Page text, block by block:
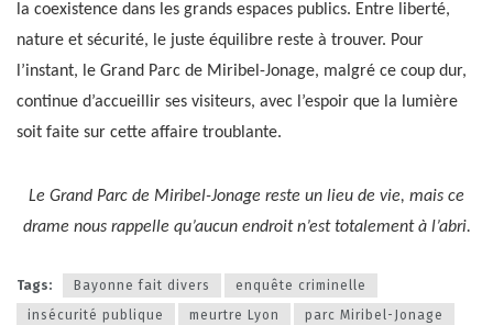
la coexistence dans les grands espaces publics. Entre liberté,
nature et sécurité, le juste équilibre reste à trouver. Pour
l’instant, le Grand Parc de Miribel-Jonage, malgré ce coup dur,
continue d’accueillir ses visiteurs, avec l’espoir que la lumière
soit faite sur cette affaire troublante.
Le Grand Parc de Miribel-Jonage reste un lieu de vie, mais ce
drame nous rappelle qu’aucun endroit n’est totalement à l’abri.
Tags: Bayonne fait divers
enquête criminelle
insécurité publique
meurtre Lyon parc Miribel-Jonage